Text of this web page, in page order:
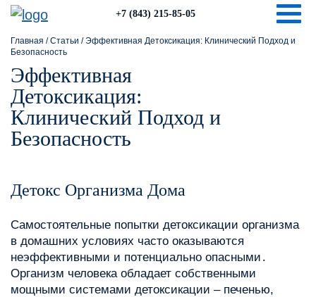
+7 (843) 215-85-05
Главная /Статьи /Эффективная Детоксикация: Клинический Подход и
Безопасность
Эффективная
Детоксикация:
Клинический Подход и
Безопасность
Детокс Организма Дома
Самостоятельные попытки детоксикации организма
в домашних условиях часто оказываются
неэффективными и потенциально опасными․
Организм человека обладает собственными
мощными системами детоксикации – печенью,